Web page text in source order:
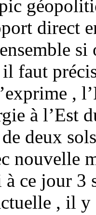
direct
faut
,
à l’Est
deux
nouvelle
ce jour 3
, il y